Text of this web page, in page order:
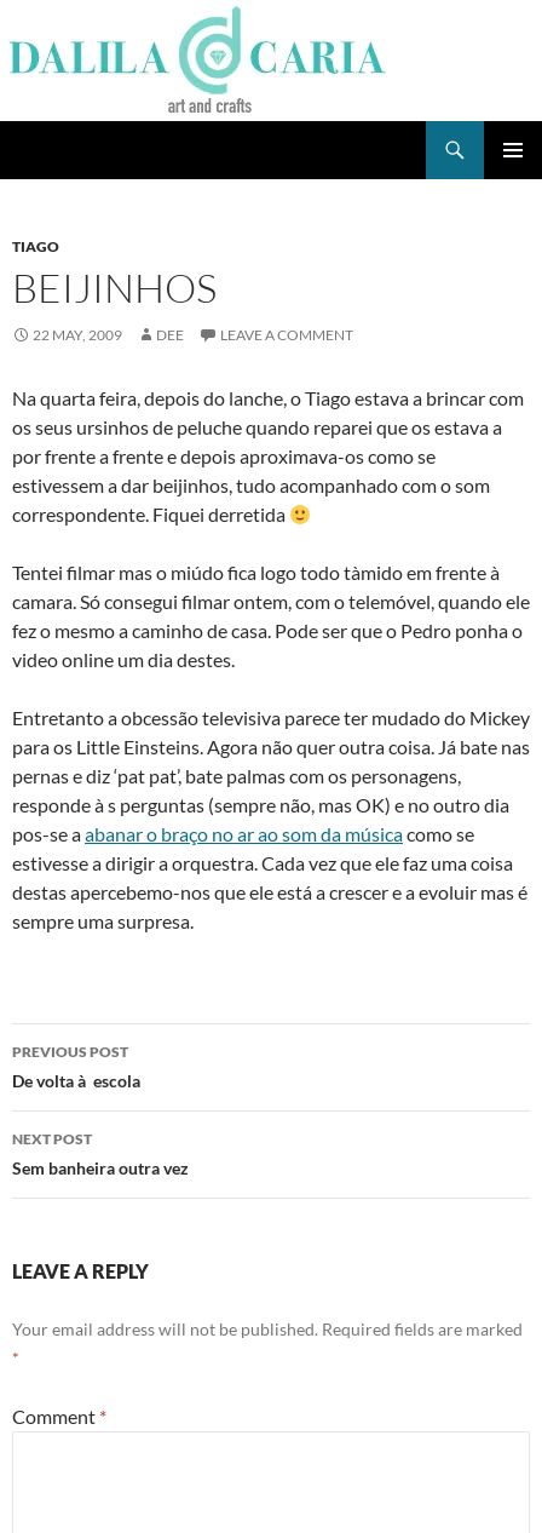
to
content
TIAGO
BEIJINHOS
22 MAY, 2009 DEE LEAVE A COMMENT
Na quarta feira, depois do lanche, o Tiago estava a brincar com
os seus ursinhos de peluche quando reparei que os estava a
por frente a frente e depois aproximava-os como se
estivessem a dar beijinhos, tudo acompanhado com o som
correspondente. Fiquei derretida
Tentei filmar mas o miúdo fica logo todo tà­mido em frente à
camara. Só consegui filmar ontem, com o telemóvel, quando ele
fez o mesmo a caminho de casa. Pode ser que o Pedro ponha o
video online um dia destes.
Entretanto a obcessão televisiva parece ter mudado do Mickey
para os Little Einsteins. Agora não quer outra coisa. Já bate nas
pernas e diz ‘pat pat’, bate palmas com os personagens,
responde à s perguntas (sempre não, mas OK) e no outro dia
pos-se aabanar o braço no ar ao som da músicacomo se
estivesse a dirigir a orquestra. Cada vez que ele faz uma coisa
destas apercebemo-nos que ele está a crescer e a evoluir mas é
sempre uma surpresa.
Post
navigation
PREVIOUS POST
De volta à escola
NEXT POST
Sem banheira outra vez
LEAVE A REPLY
Your email address will not be published. Required fields are marked
*
Comment *